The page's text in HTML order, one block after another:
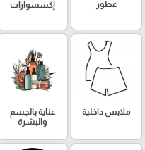
عطور إكسسوارات
ملابس داخلية
عناية بالجسم
والبشرة